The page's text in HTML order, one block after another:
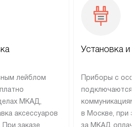
лейблом
МКАД,
аксессуаров
заказе
Установка и
Приборы с
подключаются к
коммуникациям
в Москве, при
за МКАД